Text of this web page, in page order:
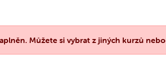
Můžete si vybrat z jiných kurzů